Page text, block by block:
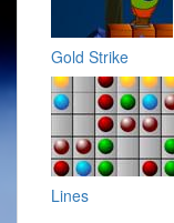
Gold Strike
Lines